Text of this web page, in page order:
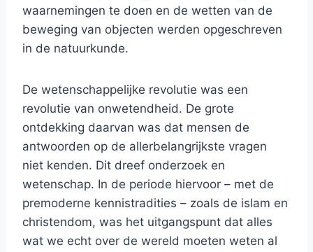
waarnemingen te doen en de wetten van de
beweging van objecten werden opgeschreven
in de natuurkunde.
De wetenschappelijke revolutie was een
revolutie van onwetendheid. De grote
ontdekking daarvan was dat mensen de
antwoorden op de allerbelangrijkste vragen
niet kenden. Dit dreef onderzoek en
wetenschap. In de periode hiervoor – met de
premoderne kennistradities – zoals de islam en
christendom, was het uitgangspunt dat alles
wat we echt over de wereld moeten weten al